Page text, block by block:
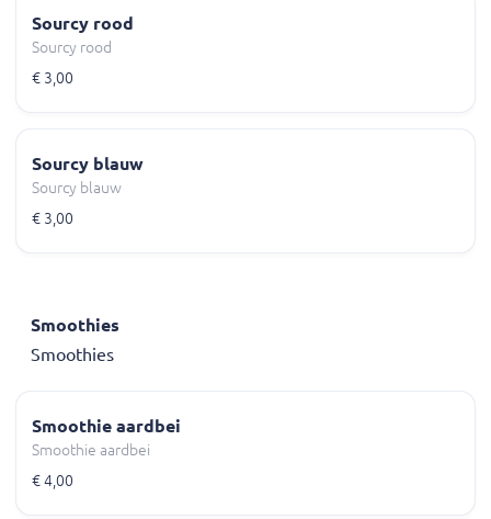
Sourcy rood
Sourcy rood
€ 3,00
Sourcy blauw
Sourcy blauw
€ 3,00
Smoothies
Smoothies
Smoothie aardbei
Smoothie aardbei
€ 4,00